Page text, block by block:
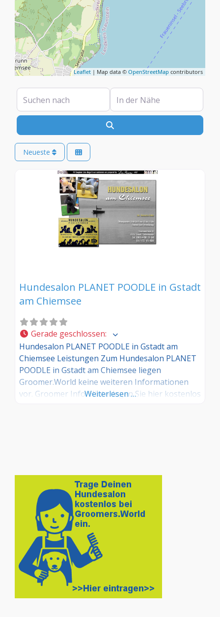
Leaflet | Map data © OpenStreetMap contributors
Suchen nach In der Nähe
Neueste
Hundesalon PLANET POODLE in Gstadt
am Chiemsee
Gerade geschlossen:
Hundesalon PLANET POODLE in Gstadt am
Chiemsee Leistungen Zum Hundesalon PLANET
POODLE in Gstadt am Chiemsee liegen
Groomer.World keine weiteren Informationen
vor. Groomer Info: Hinterlegen Sie hier kostenlos
Weiterlesen …